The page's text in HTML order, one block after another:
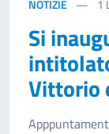
NOTIZIE 1
Si
Vittorio